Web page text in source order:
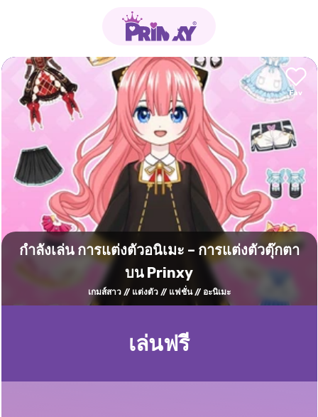
กำลังเล่น การแต่งตัวอนิเมะ – การแต่งตัวตุ๊กตา
บน Prinxy
เกมส์สาว แต่งตัว แฟชั่น อะนิเมะ
เล่นฟรี